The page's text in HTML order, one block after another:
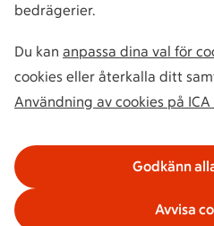
bedrägerier.
Du kan anpassa dina val för
cookies eller återkalla ditt
Användning av cookies på ICA
Godkänn
Avvisa